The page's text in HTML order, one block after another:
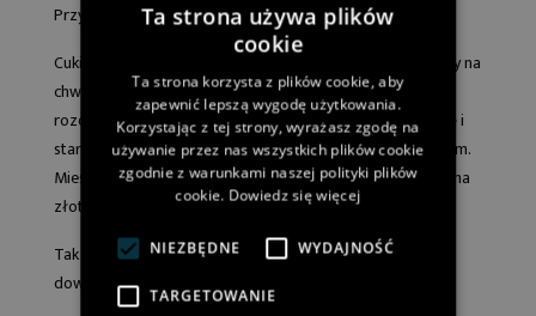
Przygotowanie:
Cukinię ścieramy na tarce na grubych oczkach. Odstawiamy na
chwilę, a następnie odciskamy nadmiar soków. Dodajemy
rozdrobniony widelcem twaróg, drobno pokrojoną cebulę i
starty na tarce czosnek. Doprawiamy całość solą i pieprzem.
Mieszamy składniki. Smażymy małe placuszki z obu stron na
złoto.
Tak przygotowaneplacki z cukiniimożemy podać z
dowolnym sosem.
Ta strona używa plików
cookie
Ta strona korzysta z plików cookie, aby
zapewnić lepszą wygodę użytkowania.
Korzystając z tej strony, wyrażasz zgodę na
używanie przez nas wszystkich plików cookie
zgodnie z warunkami naszej polityki plików
cookie. Dowiedz się więcej
NIEZBĘDNE WYDAJNOŚĆ
TARGETOWANIE